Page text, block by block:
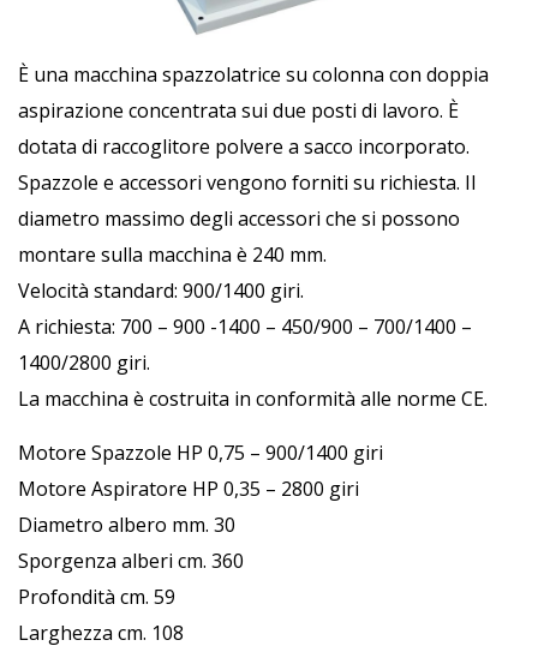
È una macchina spazzolatrice su colonna con doppia
aspirazione concentrata sui due posti di lavoro. È
dotata di raccoglitore polvere a sacco incorporato.
Spazzole e accessori vengono forniti su richiesta. Il
diametro massimo degli accessori che si possono
montare sulla macchina è 240 mm.
Velocità standard: 900/1400 giri.
A richiesta: 700 – 900 -1400 – 450/900 – 700/1400 –
1400/2800 giri.
La macchina è costruita in conformità alle norme CE.
Motore Spazzole HP 0,75 – 900/1400 giri
Motore Aspiratore HP 0,35 – 2800 giri
Diametro albero mm. 30
Sporgenza alberi cm. 360
Profondità cm. 59
Larghezza cm. 108